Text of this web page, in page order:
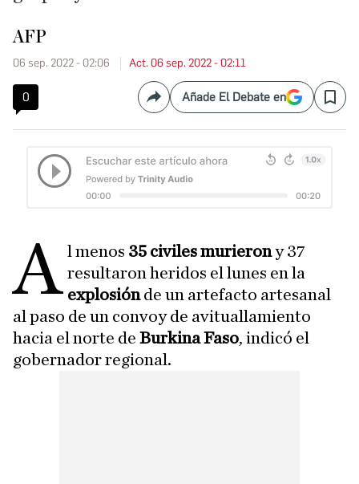
AFP
06 sep. 2022 - 02:06 Act. 06 sep. 2022 - 02:11
0 CompartirAñade El Debate en Save
A l menos 35 civiles murierony 37
resultaron heridos el lunes en la
explosiónde un artefacto artesanal
al paso de un convoy de avituallamiento
hacia el norte de Burkina Faso, indicó el
gobernador regional.